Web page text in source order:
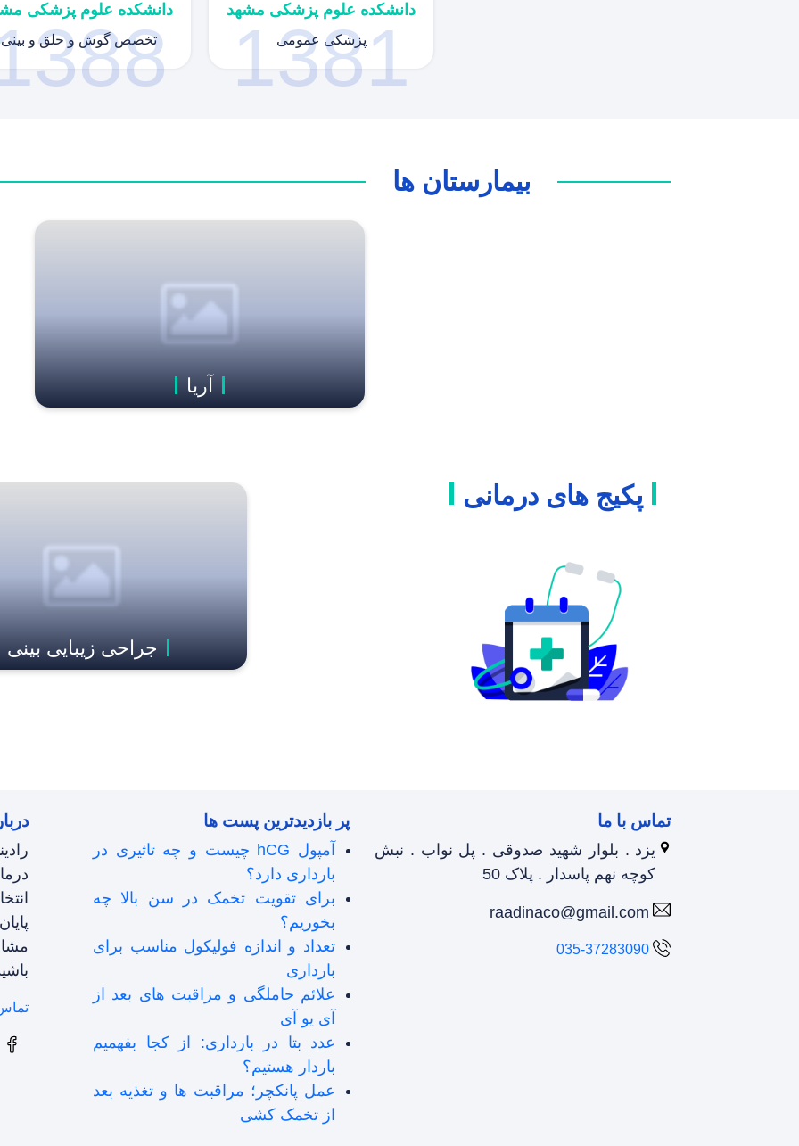
1381
دانشکده علوم پزشکی مشهد
پزشکی عمومی
دانشکده علوم پزشکی
تخصص گوش و حلق و بینی
بیمارستان ها
آریا
پکیج های درمانی
جراحی زیبایی بینی
تماس با ما
یزد . بلوار شهید صدوقی . پل نواب . نبش
کوچه نهم پاسدار . پلاک 50
raadinaco@gmail.com
035-37283090
پر بازدیدترین پست ها
آمپول hCG چیست و چه تاثیری در
بارداری دارد؟
برای تقویت تخمک در سن بالا چه
بخوریم؟
تعداد و اندازه فولیکول مناسب برای
بارداری
علائم حاملگی و مراقبت های بعد از
آی یو آی
عدد بتا در بارداری: از کجا بفهمیم
باردار هستیم؟
عمل پانکچر؛ مراقبت ها و تغذیه بعد
از تخمک کشی